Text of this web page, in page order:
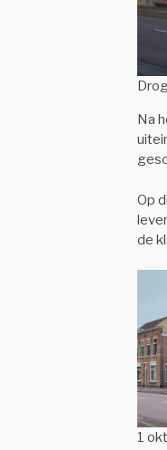
Na
Op
de
1